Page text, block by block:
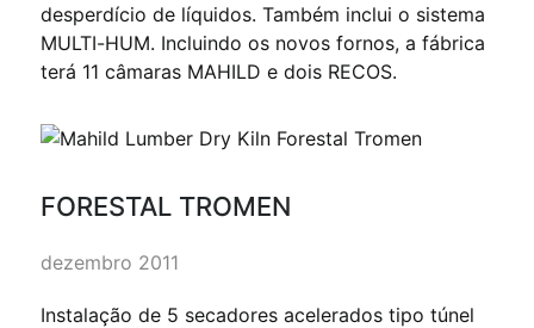
desperdício de líquidos. Também inclui o sistema
MULTI-HUM. Incluindo os novos fornos, a fábrica
terá 11 câmaras MAHILD e dois RECOS.
FORESTAL TROMEN
dezembro 2011
Instalação de 5 secadores acelerados tipo túnel